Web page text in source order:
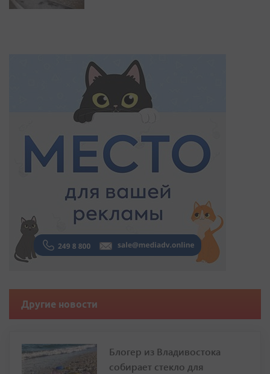
Другие новости
Блогер из Владивостока
собирает стекло для